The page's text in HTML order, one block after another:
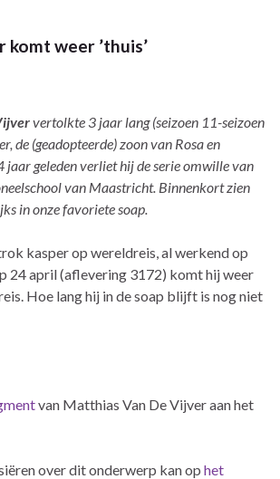
komt weer ’thuis’
vertolkte 3 jaar lang (seizoen 11-seizoen
de (geadopteerde) zoon van Rosa en
jaar geleden verliet hij de serie omwille van
van Maastricht. Binnenkort zien
in onze favoriete soap.
kasper op wereldreis, al werkend op
24 april (aflevering 3172) komt hij weer
Hoe lang hij in de soap blijft is nog niet
van Matthias Van De Vijver aan het
over dit onderwerp kan op het